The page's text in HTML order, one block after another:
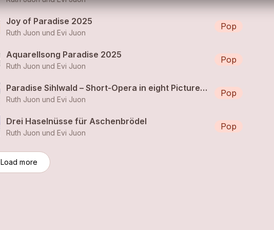
Joy of Paradise 2025
Ruth Juon und Evi Juon
Pop
Aquarellsong Paradise 2025
Ruth Juon und Evi Juon
Pop
Paradise Sihlwald – Short-Opera in eight Pictures for Aquarelles, Soprano and Orchestra by Ruth Juon and Evi Juon
Ruth Juon und Evi Juon
Pop
Drei Haselnüsse für Aschenbrödel
Ruth Juon und Evi Juon
Pop
Load more